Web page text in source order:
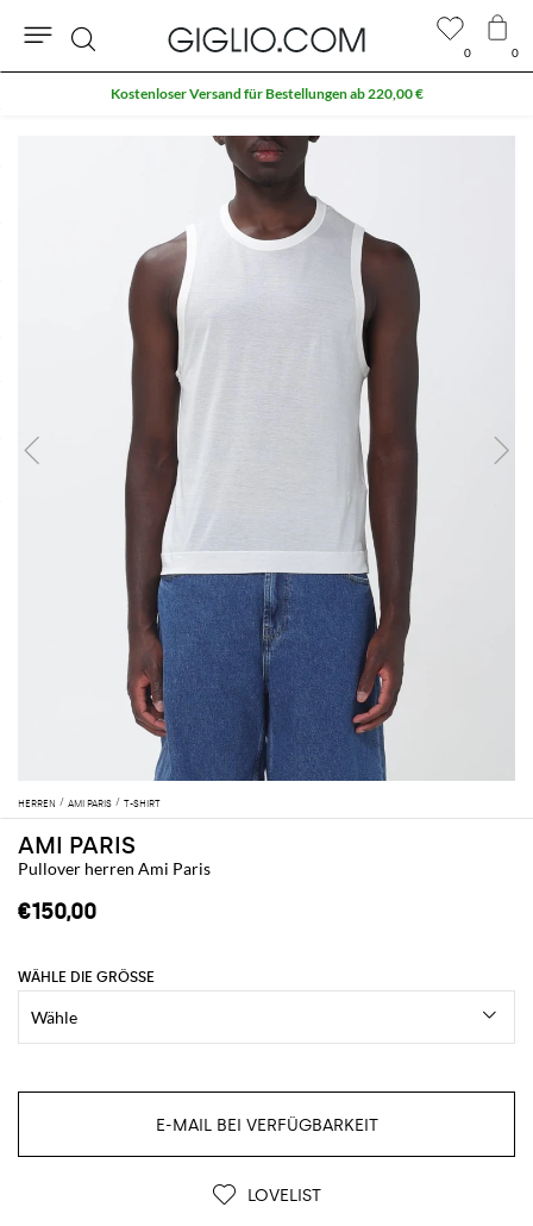
HERREN AMI PARIS T-SHIRT
AMI PARIS
Pullover herren Ami Paris
€150,00
WÄHLE DIE GRÖSSE
E-MAIL BEI VERFÜGBARKEIT
LOVELIST
0 0
Suche
Kostenloser Versand für Bestellungen ab 220,00 €